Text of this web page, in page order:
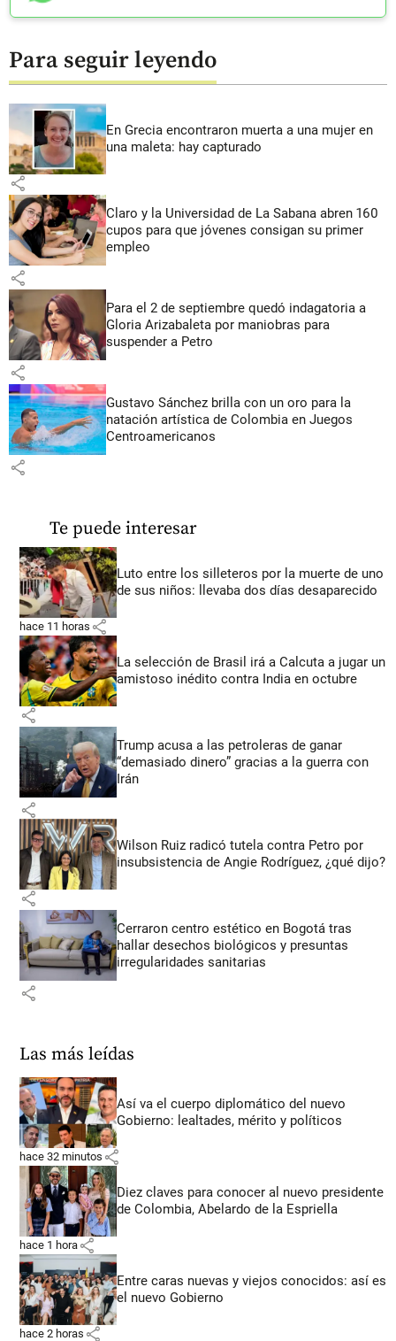
Para seguir leyendo
En Grecia encontraron muerta a una mujer en
una maleta: hay capturado
share
Claro y la Universidad de La Sabana abren 160
cupos para que jóvenes consigan su primer
empleo
share
Para el 2 de septiembre quedó indagatoria a
Gloria Arizabaleta por maniobras para
suspender a Petro
share
Gustavo Sánchez brilla con un oro para la
natación artística de Colombia en Juegos
Centroamericanos
share
Te puede interesar
Luto entre los silleteros por la muerte de uno
de sus niños: llevaba dos días desaparecido
hace 11 horas share
La selección de Brasil irá a Calcuta a jugar un
amistoso inédito contra India en octubre
share
Trump acusa a las petroleras de ganar
“demasiado dinero” gracias a la guerra con
Irán
share
Wilson Ruiz radicó tutela contra Petro por
insubsistencia de Angie Rodríguez, ¿qué dijo?
share
Cerraron centro estético en Bogotá tras
hallar desechos biológicos y presuntas
irregularidades sanitarias
share
Las más leídas
Así va el cuerpo diplomático del nuevo
Gobierno: lealtades, mérito y políticos
hace 32 minutos share
Diez claves para conocer al nuevo presidente
de Colombia, Abelardo de la Espriella
hace 1 hora share
Entre caras nuevas y viejos conocidos: así es
el nuevo Gobierno
hace 2 horas share